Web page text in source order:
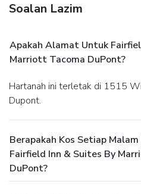
Soalan Lazim
Apakah Alamat Untuk
Marriott Tacoma DuPont?
Hartanah ini terletak di 1515 Wilmington Drive dalam
Dupont.
Berapakah Kos Setiap
Fairfield Inn & Suites By
DuPont?